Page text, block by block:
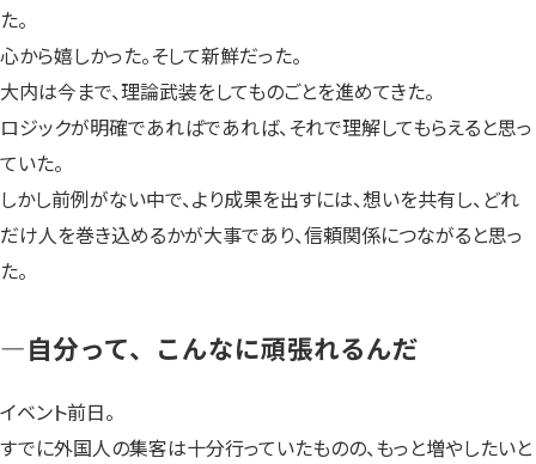
た。
心から嬉しかった。そして新鮮だった。
大内は今まで、理論武装をしてものごとを進めてきた。
ロジックが明確であればであれば、それで理解してもらえると思っ
ていた。
しかし前例がない中で、より成果を出すには、想いを共有し、どれ
だけ人を巻き込めるかが大事であり、信頼関係につながると思っ
た。
—自分って、こんなに頑張れるんだ
イベント前日。
すでに外国人の集客は十分行っていたものの、もっと増やしたいと